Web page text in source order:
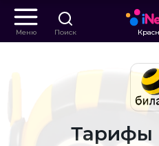
Меню Поиск
Тарифы